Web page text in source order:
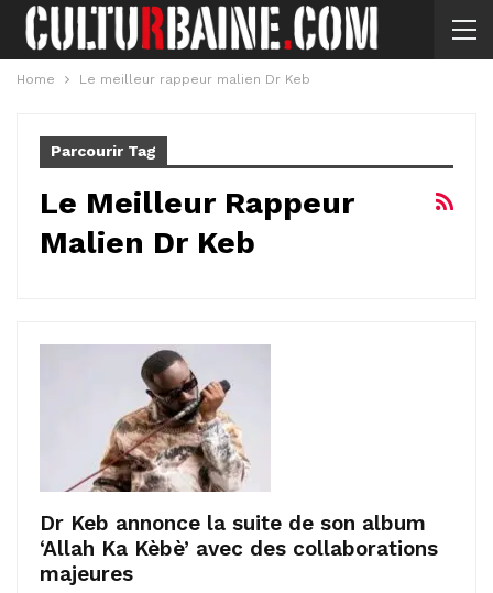
Home Le meilleur rappeur malien Dr Keb
Parcourir Tag
Le Meilleur Rappeur
Malien Dr Keb
Dr Keb annonce la suite de son album
‘Allah Ka Kèbè’ avec des collaborations
majeures